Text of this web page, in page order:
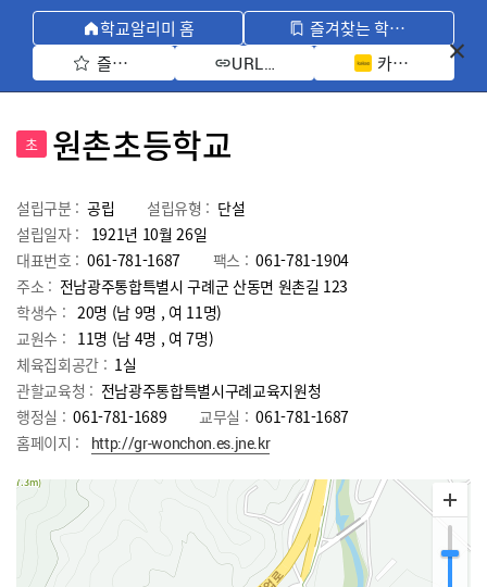
학교알리미 홈
즐겨찾는 학교 모아보기
즐겨찾기 선택
URL 복사 카카오톡 공유
초 원촌초등학교
설립구분 : 공립 설립유형 : 단설
설립일자 :
1921년 10월 26일
대표번호 : 061-781-1687 팩스 : 061-781-1904
주소 : 전남광주통합특별시 구례군 산동면 원촌길 123
학생수 : 20명 (남 9명 , 여 11명)
교원수 : 11명 (남 4명 , 여7명)
체육집회공간 : 1실
관할교육청 : 전남광주통합특별시구례교육지원청
행정실 : 061-781-1689 교무실 : 061-781-1687
홈페이지 :
http://gr-wonchon.es.jne.kr